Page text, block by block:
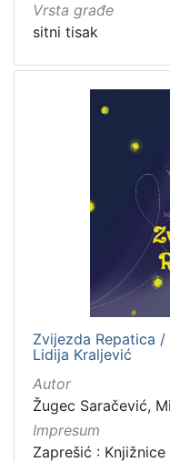
Vrsta građe
sitni tisak
Zvijezda Repatica
Lidija Kraljević
Autor
Žugec Saračević,
Impresum
Zaprešić :